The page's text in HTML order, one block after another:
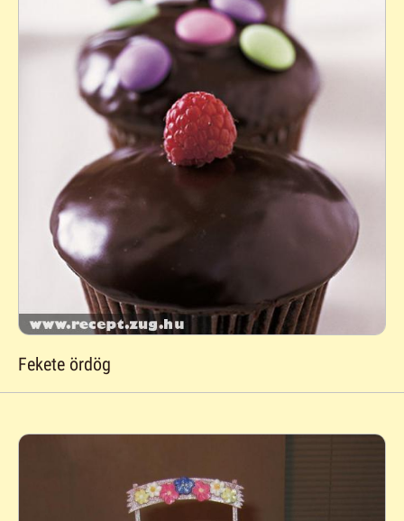
Fekete ördög